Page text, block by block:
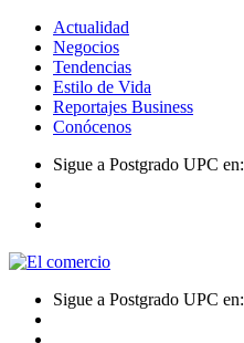
Actualidad
Negocios
Tendencias
Estilo de Vida
Reportajes Business
Conócenos
Sigue a Postgrado UPC en:
Sigue a Postgrado UPC en: